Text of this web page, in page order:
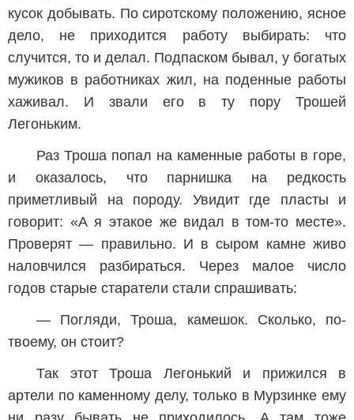
кусок добывать. По сиротскому положению, ясное
дело, не приходится работу выбирать: что
случится, то и делал. Подпаском бывал, у богатых
мужиков в работниках жил, на поденные работы
хаживал. И звали его в ту пору Трошей
Легоньким.
Раз Троша попал на каменные работы в горе,
и оказалось, что парнишка на редкость
приметливый на породу. Увидит где пласты и
говорит: «А я этакое же видал в том-то месте».
Проверят — правильно. И в сыром камне живо
наловчился разбираться. Через малое число
годов старые старатели стали спрашивать:
— Погляди, Троша, камешок. Сколько, по-
твоему, он стоит?
Так этот Троша Легонький и прижился в
артели по каменному делу, только в Мурзинке ему